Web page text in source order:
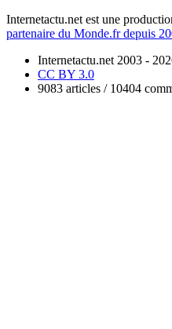
Internetactu.net est une
partenaire du Monde.fr depuis
Internetactu.net 2003 -
CC BY 3.0
9083 articles / 10404